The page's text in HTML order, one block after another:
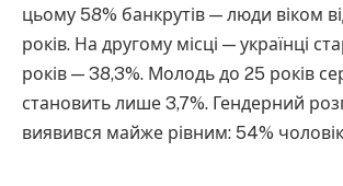
цьому 58% банкрутів — люди віком
років. На другому місці — українці
років — 38,3%. Молодь до 25 років
становить лише 3,7%. Гендерний
виявився майже рівним: 54%